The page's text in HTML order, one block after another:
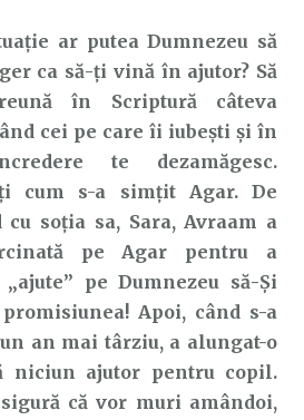
ar putea Dumnezeu să
ca să-ți vină în ajutor? Să
în Scriptură câteva
cei pe care îi iubești și în
te dezamăgesc.
ți cum s-a simțit Agar. De
cu soția sa, Sara, Avraam a
pe Agar pentru a
pe Dumnezeu să-Și
Apoi, când s-a
an mai târziu, a alungat-o
niciun ajutor pentru copil.
că vor muri amândoi,